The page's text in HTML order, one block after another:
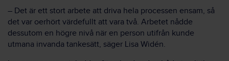
– Det är ett stort arbete att driva hela processen ensam, så
det var oerhört värdefullt att vara två. Arbetet nådde
dessutom en högre nivå när en person utifrån kunde
utmana invanda tankesätt, säger Lisa Widén.